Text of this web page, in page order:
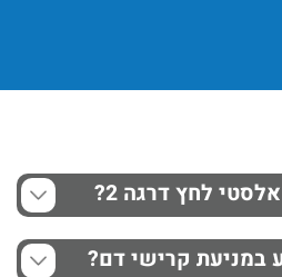
לחץ דרגה 2?
במניעת קרישי דם?